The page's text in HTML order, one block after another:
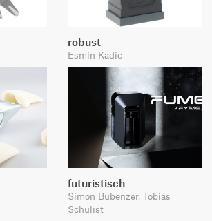
robust
Esmin Kadic
futuristisch
Simon Bubenzer, Tobias
Schulist